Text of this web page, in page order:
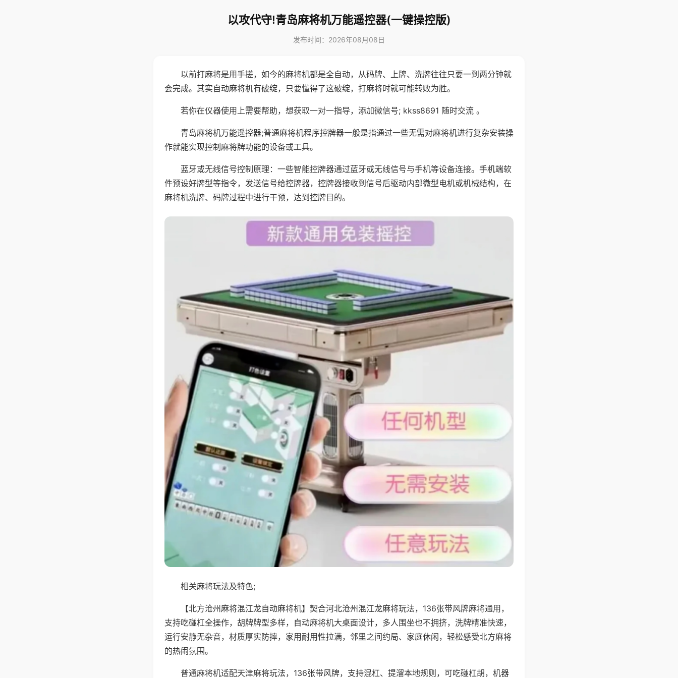
以攻代守!青岛麻将机万能遥控器(一键操控版)
发布时间：2026年08月08日
以前打麻将是用手搓，如今的麻将机都是全自动，从码牌、上牌、洗牌往往只要一到两分钟就
会完成。其实自动麻将机有破绽，只要懂得了这破绽，打麻将时就可能转败为胜。
若你在仪器使用上需要帮助，想获取一对一指导，添加微信号; kkss8691 随时交流 。
青岛麻将机万能遥控器;普通麻将机程序控牌器一般是指通过一些无需对麻将机进行复杂安装操
作就能实现控制麻将牌功能的设备或工具。
蓝牙或无线信号控制原理：一些智能控牌器通过蓝牙或无线信号与手机等设备连接。手机端软
件预设好牌型等指令，发送信号给控牌器，控牌器接收到信号后驱动内部微型电机或机械结构，在
麻将机洗牌、码牌过程中进行干预，达到控牌目的。
相关麻将玩法及特色;
【北方沧州麻将混江龙自动麻将机】契合河北沧州混江龙麻将玩法，136张带风牌麻将通用，
支持吃碰杠全操作，胡牌牌型多样，自动麻将机大桌面设计，多人围坐也不拥挤，洗牌精准快速，
运行安静无杂音，材质厚实防摔，家用耐用性拉满，邻里之间约局、家庭休闲，轻松感受北方麻将
的热闹氛围。
普通麻将机适配天津麻将玩法，136张带风牌，支持混杠、提溜本地规则，可吃碰杠胡，机器